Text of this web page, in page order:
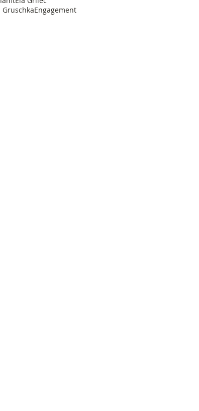
GruschkaEngagement